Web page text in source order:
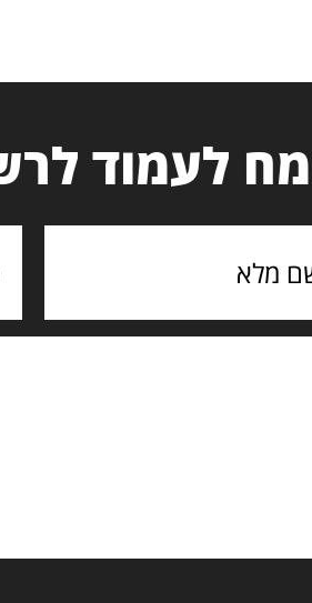
לעמוד